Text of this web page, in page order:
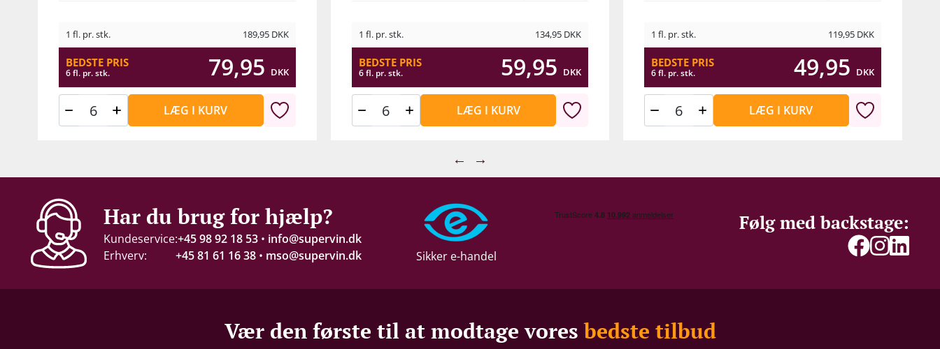
1 fl. pr. stk. 189,95 DKK
BEDSTE PRIS
6 fl. pr. stk. 79,95 DKK
LÆG I KURV
1 fl. pr. stk. 134,95 DKK
BEDSTE PRIS
6 fl. pr. stk. 59,95 DKK
LÆG I KURV
1 fl. pr. stk. 119,95 DKK
BEDSTE PRIS
6 fl. pr. stk. 49,95 DKK
LÆG I KURV
← →
Har du brug for hjælp?
Kundeservice:+45 98 92 18 53 • info@supervin.dk
Erhverv:
+45 81 61 16 38 • mso@supervin.dk Sikker e-handel
Følg med backstage:
Vær den første til at modtage voresbedste tilbud